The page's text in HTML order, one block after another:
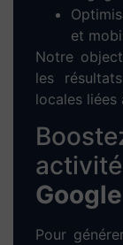
et
Notre
les
locales
Pour